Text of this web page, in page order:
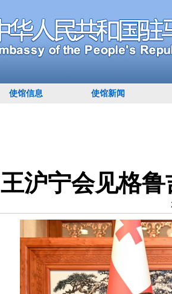
使馆信息 使馆新闻
王沪宁会见格